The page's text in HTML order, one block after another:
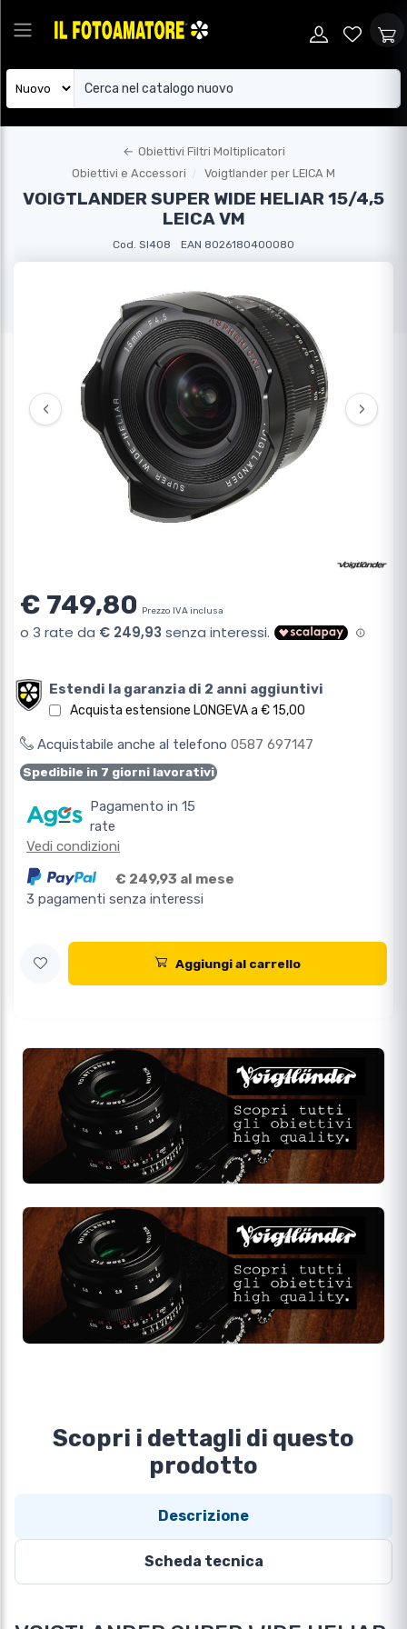
← Obiettivi Filtri Moltiplicatori
Obiettivi e Accessori
Voigtlander per LEICA M
VOIGTLANDER SUPER WIDE HELIAR 15/4,5
LEICA VM
Cod. SI408 EAN 8026180400080
‹ ›
€ 749,80 Prezzo IVA inclusa
Estendi la garanzia di 2 anni aggiuntivi
Acquista estensione LONGEVA a € 15,00
Acquistabile anche al telefono 0587 697147
Spedibile in 7 giorni lavorativi
Pagamento in 15
rate
Vedi condizioni
€ 249,93 al mese
3 pagamenti senza interessi
Aggiungi al carrello
Scopri i dettagli di questo
prodotto
Descrizione
Scheda tecnica